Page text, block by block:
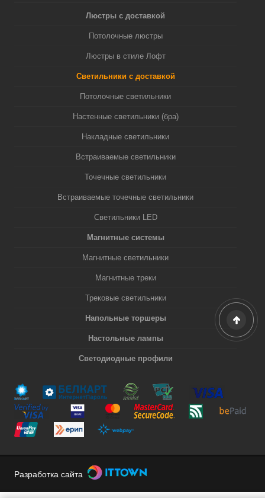
Люстры с доставкой
Потолочные люстры
Люстры в стиле Лофт
Светильники с доставкой
Потолочные светильники
Настенные светильники (бра)
Накладные светильники
Встраиваемые светильники
Точечные светильники
Встраиваемые точечные светильники
Светильники LED
Магнитные системы
Магнитные светильники
Магнитные треки
Трековые светильники
Напольные торшеры
Настольные лампы
Светодиодные профили
Разработка сайта